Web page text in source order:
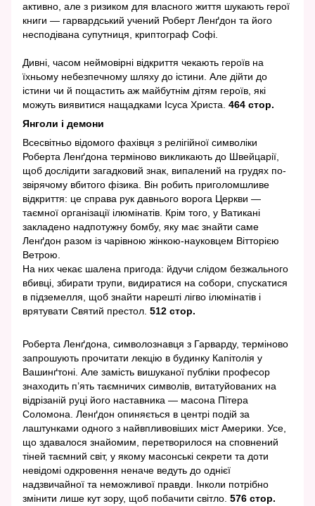
активно, але з ризиком для власного життя шукають герої
книги — гарвардський учений Роберт Ленґдон та його
несподівана супутниця, криптограф Софі.
Дивні, часом неймовірні відкриття чекають героїв на
їхньому небезпечному шляху до істини. Але дійти до
істини чи й пощастить аж майбутнім дітям героїв, які
можуть виявитися нащадками Ісуса Христа. 464 стор.
Янголи і демони
Всесвітньо відомого фахівця з релігійної символіки
Роберта Ленґдона терміново викликають до Швейцарії,
щоб дослідити загадковий знак, випалений на грудях по-
звірячому вбитого фізика. Він робить приголомшливе
відкриття: це справа рук давнього ворога Церкви —
таємної організації ілюмінатів. Крім того, у Ватикані
закладено надпотужну бомбу, яку має знайти саме
Ленґдон разом із чарівною жінкою-науковцем Вітторією
Ветрою.
На них чекає шалена пригода: йдучи слідом безжального
вбивці, збирати трупи, видиратися на собори, спускатися
в підземелля, щоб знайти нарешті лігво ілюмінатів і
врятувати Святий престол. 512 стор.
Роберта Ленґдона, символознавця з Гарварду, терміново
запрошують прочитати лекцію в будинку Капітолія у
Вашинґтоні. Але замість вишуканої публіки професор
знаходить п’ять таємничих символів, витатуйованих на
відрізаній руці його наставника — масона Пітера
Соломона. Ленґдон опиняється в центрі подій за
лаштунками одного з найвпливовіших міст Америки. Усе,
що здавалося знайомим, перетворилося на сповнений
тіней таємний світ, у якому масонські секрети та доти
невідомі одкровення неначе ведуть до однієї
надзвичайної та неможливої правди. Інколи потрібно
змінити лише кут зору, щоб побачити світло. 576 стор.